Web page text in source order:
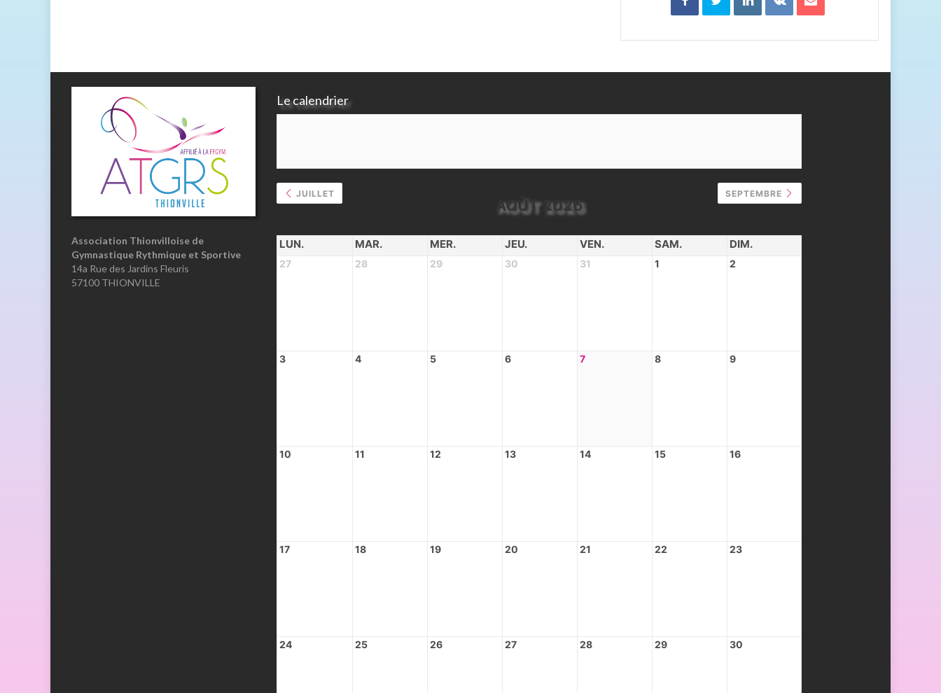
Association Thionvilloise de
Gymnastique Rythmique et Sportive
14a Rue des Jardins Fleuris
57100 THIONVILLE
Le calendrier
JUILLET
AOÛT 2026
SEPTEMBRE
LUN. MAR. MER. JEU. VEN. SAM. DIM.
27 28 29 30 31 1 2
3 4 5 6 7 8 9
10 11 12 13 14 15 16
17 18 19 20 21 22 23
24 25 26 27 28 29 30